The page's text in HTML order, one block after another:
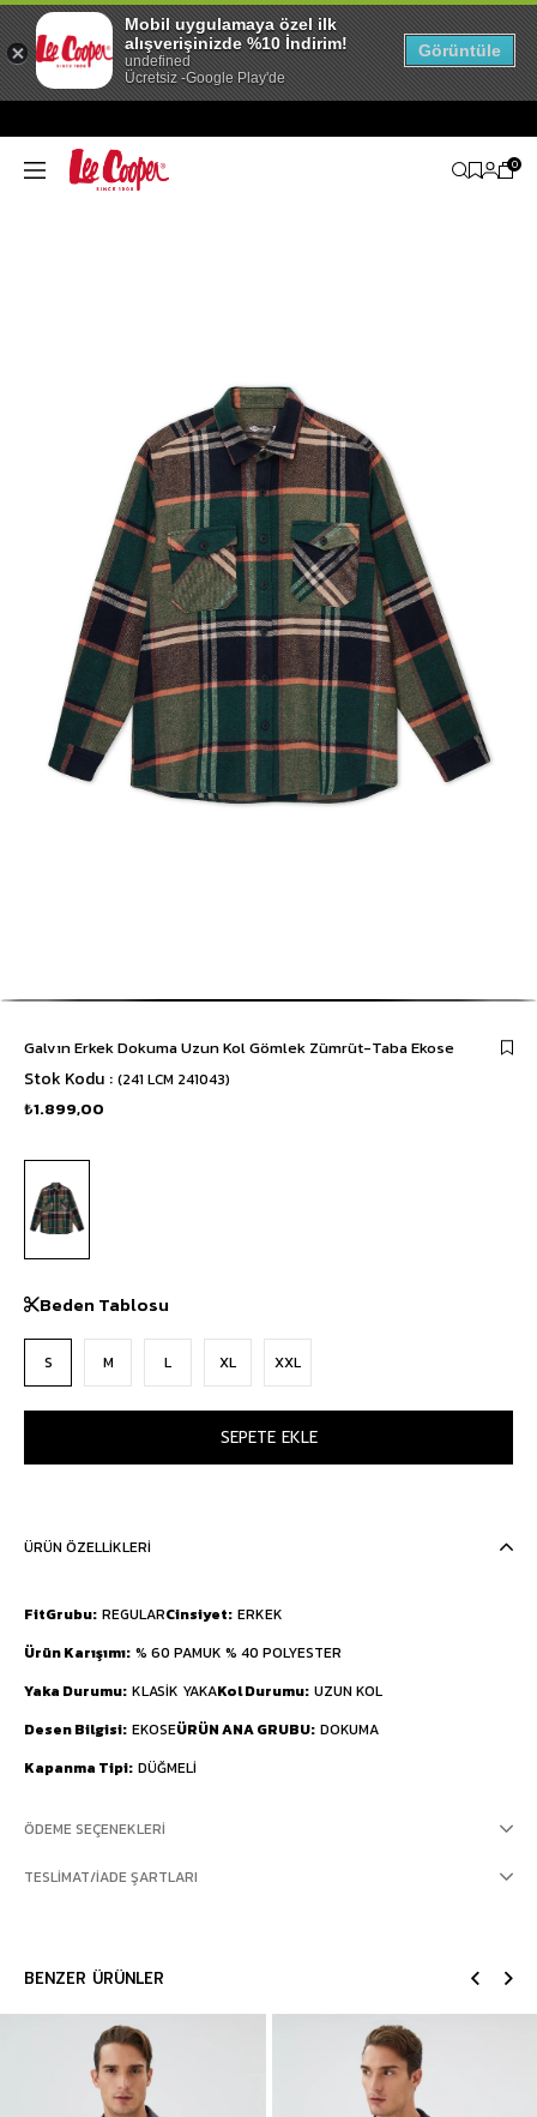
0
Galvın Erkek Dokuma Uzun Kol Gömlek Zümrüt-Taba Ekose
Stok Kodu (241 LCM 241043)
₺1.899,00
Beden Tablosu
S M L XL XXL
ÜRÜN ÖZELLIKLERI
FitGrubu REGULARCinsiyet ERKEK
Ürün Karışımı % 60 PAMUK % 40 POLYESTER
Yaka Durumu KLASİK YAKAKol Durumu UZUN KOL
Desen Bilgisi EKOSEÜRÜN ANA GRUBU DOKUMA
Kapanma Tipi DÜĞMELİ
ÖDEME SEÇENEKLERI
TESLIMAT/İADE ŞARTLARI
BENZER ÜRÜNLER
Mobil uygulamaya özel ilk
alışverişinizde %10 İndirim!
undefined
Ücretsiz -Google Play'de
Görüntüle